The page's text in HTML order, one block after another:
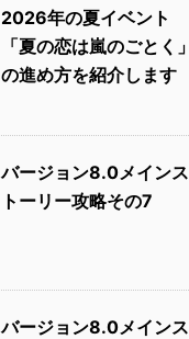
2026年の夏イベント
「夏の恋は嵐のごとく」
の進め方を紹介します
バージョン8.0メインス
トーリー攻略その7
バージョン8.0メインス